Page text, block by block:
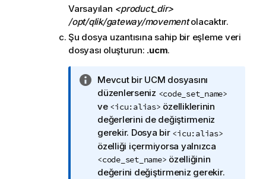
Varsayılan <product_dir>
/opt/qlik/gateway/movementolacaktır.
Şu dosya uzantısına sahip bir eşleme veri
dosyası oluşturun: .ucm.
B
i
l
g
i
n
o
t
Mevcut bir UCM dosyasını
düzenlerseniz <code_set_name>
ve <icu:alias> özelliklerinin
değerlerini de değiştirmeniz
gerekir. Dosya bir <icu:alias>
özelliği içermiyorsa yalnızca
<code_set_name> özelliğinin
değerini değiştirmeniz gerekir.